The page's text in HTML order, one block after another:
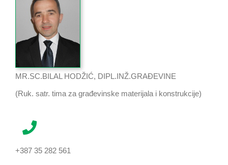
MR.SC.BILAL HODŽIĆ, DIPL.INŽ.GRAĐEVINE
(Ruk. satr. tima za građevinske materijala i konstrukcije)
+387 35 282 561